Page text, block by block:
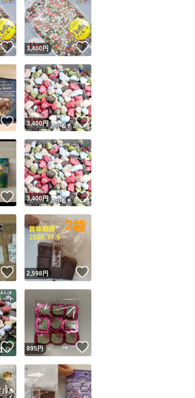
いいね！
3,400円 いいね！
いいね！
3,400円 いいね！
いいね！
3,400円 いいね！
いいね！
2,598円
いいね！
895円